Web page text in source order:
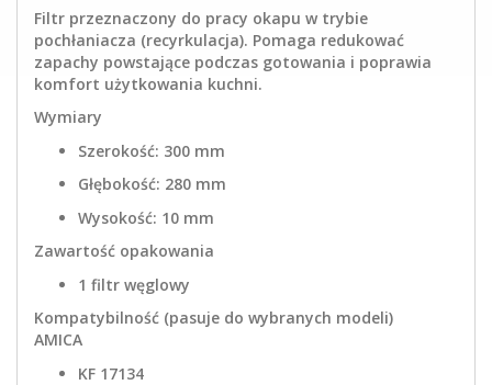
Filtr przeznaczony do pracy okapu w trybie
pochłaniacza (recyrkulacja). Pomaga redukować
zapachy powstające podczas gotowania i poprawia
komfort użytkowania kuchni.
Wymiary
Szerokość: 300 mm
Głębokość: 280 mm
Wysokość: 10 mm
Zawartość opakowania
1 filtr węglowy
Kompatybilność (pasuje do wybranych modeli)
AMICA
KF 17134